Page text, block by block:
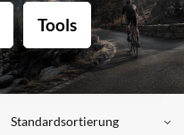
Tools